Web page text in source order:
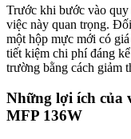
Trước khi bước vào
việc này quan trọng.
một hộp mực mới có
tiết kiệm chi phí đáng
trường bằng cách giảm
Những lợi ích của
MFP 136W